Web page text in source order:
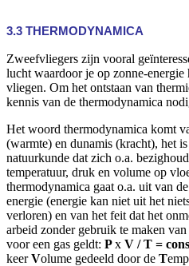
3.3 THERMODYNAMICA
Zweefvliegers zijn vooral
lucht waardoor je op zonne-
vliegen. Om het ontstaan van
kennis van de thermodynamica
Het woord thermodynamica komt
(warmte) en dunamis (kracht), het
natuurkunde dat zich o.a.
temperatuur, druk en volume op
thermodynamica gaat o.a. uit van
energie (energie kan niet uit het
verloren) en van het feit dat het
arbeid zonder gebruik te maken
voor een gas geldt: Px V / T =
keerVolume gedeeld door de T